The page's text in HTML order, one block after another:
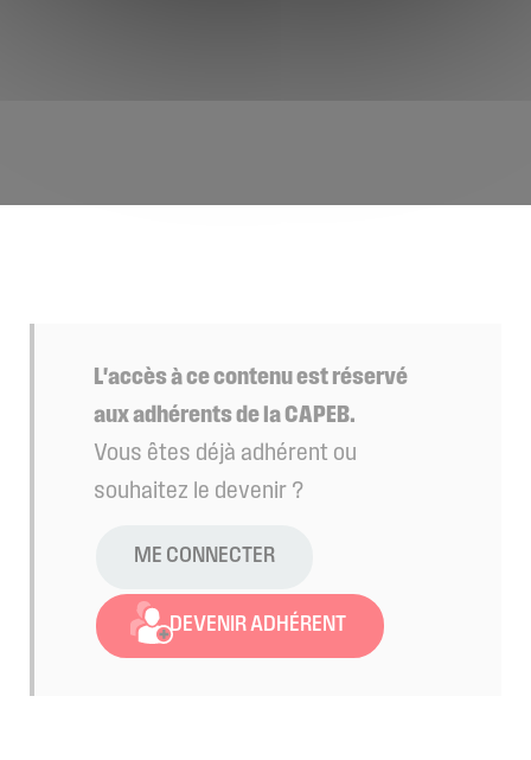
L'accès à ce contenu est réservé
aux adhérents de la CAPEB.
Vous êtes déjà adhérent ou
souhaitez le devenir ?
ME CONNECTER
DEVENIR ADHÉRENT